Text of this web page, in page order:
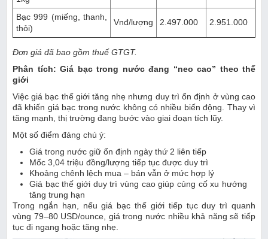
Bạc 999 (miếng, thanh,
thỏi)
Vnđ/lượng 2.497.000 2.951.000
Đơn giá đã bao gồm thuế GTGT.
Phân tích: Giá bạc trong nước đang “neo cao” theo thế
giới
Việc giá bạc thế giới tăng nhẹ nhưng duy trì ổn định ở vùng cao
đã khiến giá bạc trong nước không có nhiều biến động. Thay vì
tăng mạnh, thị trường đang bước vào giai đoạn tích lũy.
Một số điểm đáng chú ý:
Giá trong nước giữ ổn định ngày thứ 2 liên tiếp
Mốc 3,04 triệu đồng/lượng tiếp tục được duy trì
Khoảng chênh lệch mua – bán vẫn ở mức hợp lý
Giá bạc thế giới duy trì vùng cao giúp củng cố xu hướng
tăng trung hạn
Trong ngắn hạn, nếu giá bạc thế giới tiếp tục duy trì quanh
vùng 79–80 USD/ounce, giá trong nước nhiều khả năng sẽ tiếp
tục đi ngang hoặc tăng nhẹ.